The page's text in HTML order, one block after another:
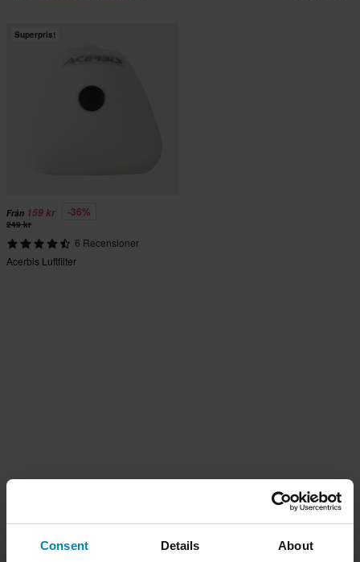
Consent Details About
Superpris!
Från 159 kr -36%
249 kr
6 Recensioner
Acerbis Luftfilter